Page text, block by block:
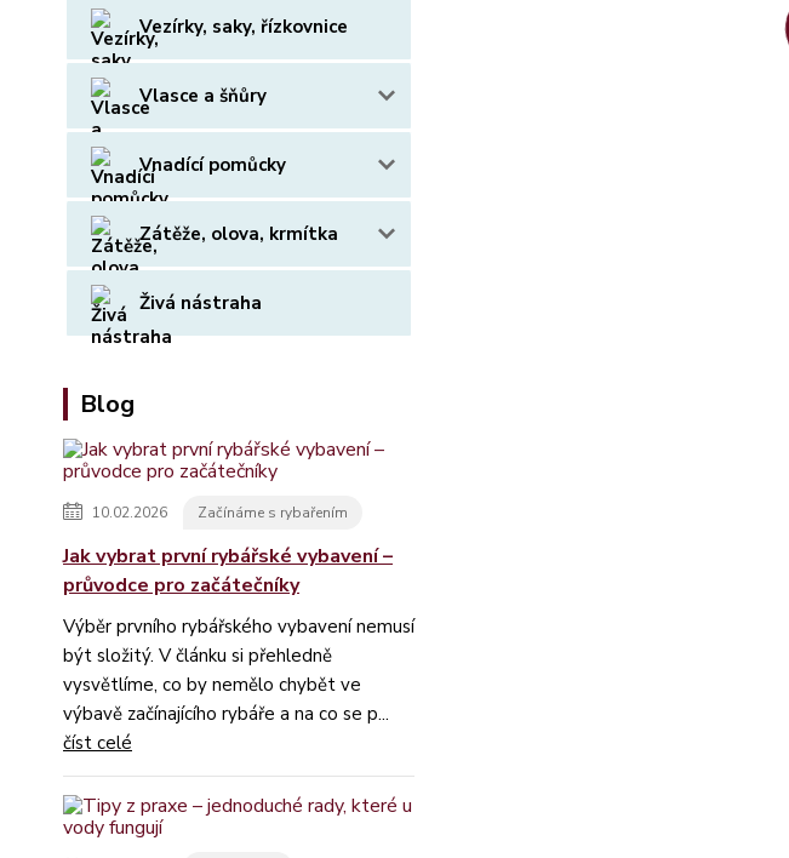
Vezírky, saky, řízkovnice
Vlasce a šňůry
Vnadící pomůcky
Zátěže, olova, krmítka
Živá nástraha
Blog
10.02.2026 Začínáme s rybařením
Jak vybrat první rybářské vybavení –
průvodce pro začátečníky
Výběr prvního rybářského vybavení nemusí
být složitý. V článku si přehledně
vysvětlíme, co by nemělo chybět ve
výbavě začínajícího rybáře a na co se p...
číst celé